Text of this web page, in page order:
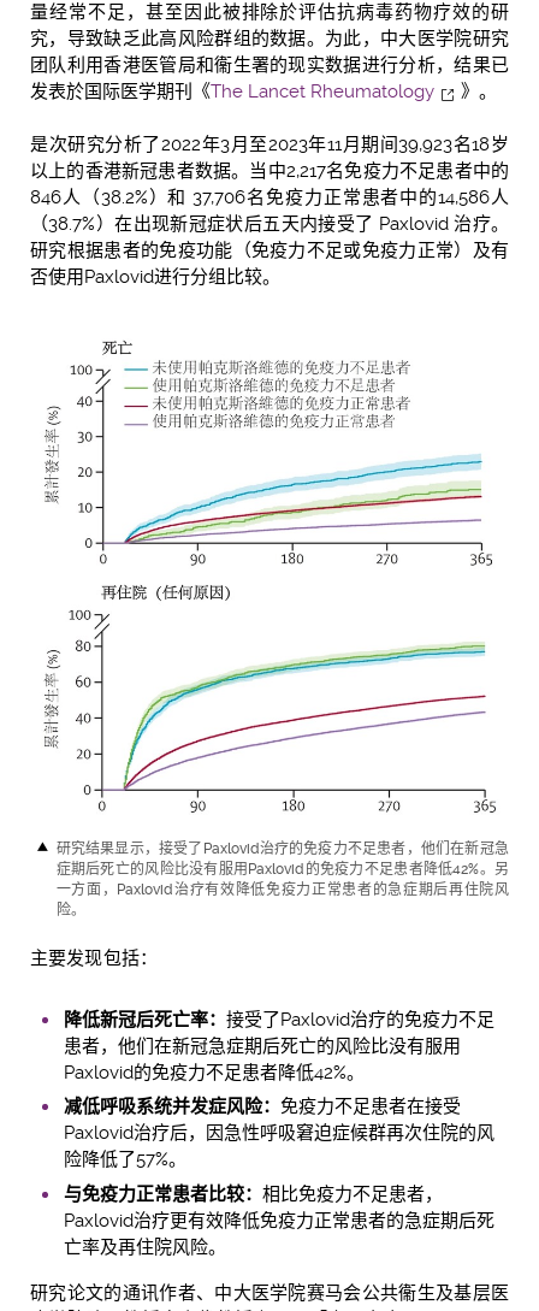
量经常不足，甚至因此被排除於评估抗病毒药物疗效的研
究，导致缺乏此高风险群组的数据。为此，中大医学院研究
团队利用香港医管局和衞生署的现实数据进行分析，结果已
发表於国际医学期刊《The Lancet Rheumatology 》。
是次研究分析了2022年3月至2023年11月期间39,923名18岁
以上的香港新冠患者数据。当中2,217名免疫力不足患者中的
846人（38.2%）和 37,706名免疫力正常患者中的14,586人
（38.7%）在出现新冠症状后五天内接受了 Paxlovid 治疗。
研究根据患者的免疫功能（免疫力不足或免疫力正常）及有
否使用Paxlovid进行分组比较。
研究结果显示，接受了Paxlovid治疗的免疫力不足患者，他们在新冠急
症期后死亡的风险比没有服用Paxlovid的免疫力不足患者降低42%。另
一方面，Paxlovid治疗有效降低免疫力正常患者的急症期后再住院风
险。
主要发现包括：
降低新冠后死亡率：接受了Paxlovid治疗的免疫力不足
患者，他们在新冠急症期后死亡的风险比没有服用
Paxlovid的免疫力不足患者降低42%。
减低呼吸系统并发症风险：免疫力不足患者在接受
Paxlovid治疗后，因急性呼吸窘迫症候群再次住院的风
险降低了57%。
与免疫力正常患者比较：相比免疫力不足患者，
Paxlovid治疗更有效降低免疫力正常患者的急症期后死
亡率及再住院风险。
研究论文的通讯作者、中大医学院赛马会公共衞生及基层医